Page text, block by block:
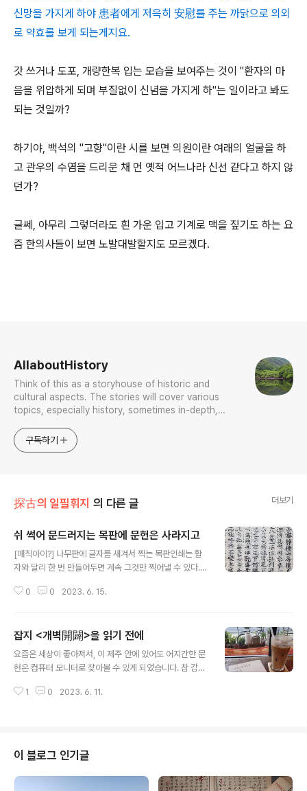
신망을 가지게 하야 患者에게 저윽히 安慰를 주는 까닭으로 의외
로 약효를 보게 되는게지요.
갓 쓰거나 도포, 개량한복 입는 모습을 보여주는 것이 "환자의 마
음을 위압하게 되며 부질없이 신념을 가지게 하"는 일이라고 봐도
되는 것일까?
하기야, 백석의 "고향"이란 시를 보면 의원이란 여래의 얼굴을 하
고 관우의 수염을 드리운 채 먼 옛적 어느나라 신선 같다고 하지 않
던가?
글쎄, 아무리 그렇더라도 흰 가운 입고 기계로 맥을 짚기도 하는 요
즘 한의사들이 보면 노발대발할지도 모르겠다.
AllaboutHistory
Think of this as a storyhouse of historic and
cultural aspects. The stories will cover various
topics, especially history, sometimes in-depth,
approach will be to resist any common sense or
generalized viewpoint
구독하기
探古의 일필휘지 의 다른 글 더보기
쉬 썩어 문드러지는 목판에 문헌은 사라지고
[매직아이?] 나무판에 글자를 새겨서 찍는 목판인쇄는 활
자와 달리 한 번 만들어두면 계속 그것만 찍어낼 수 있다.
런 경우 새로 판을 만들어 보충해야 하지만, 그때도 그게 쉽
으셨을는지. *** Editor's Note *** 목판은 보통 판대기
하나에다 텍스트를 다 쑤셔박는다. 그것이 요새 개념으로
는 1쪽 1페이지가 된다. 활자는 글자 하나씩 만들어 그 한
로 찍어낸다. 글자의 가변성이라는 측면에서 금속활자가
0 0 2023. 6. 15.
잡지 <개벽開闢>을 읽기 전에
요즘은 세상이 좋아져서, 이 제주 안에 있어도 어지간한 문
헌은 컴퓨터 모니터로 찾아볼 수 있게 되었습니다. 참 감사
아보러 육지로 나가야만 하기도 합니다(꼭 필요한 자료인
글(다시 말하지만 전 고려시대 전공자입니다)에 필요한 자
료를 실었나 싶더군요. 이에 까페에 자리잡고 이 책을 폈습
니다. 도대체 이란 무엇인가?
1 0 2023. 6. 11.
이 블로그 인기글